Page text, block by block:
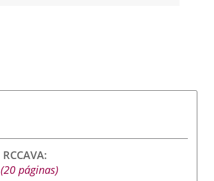
(20 páginas)